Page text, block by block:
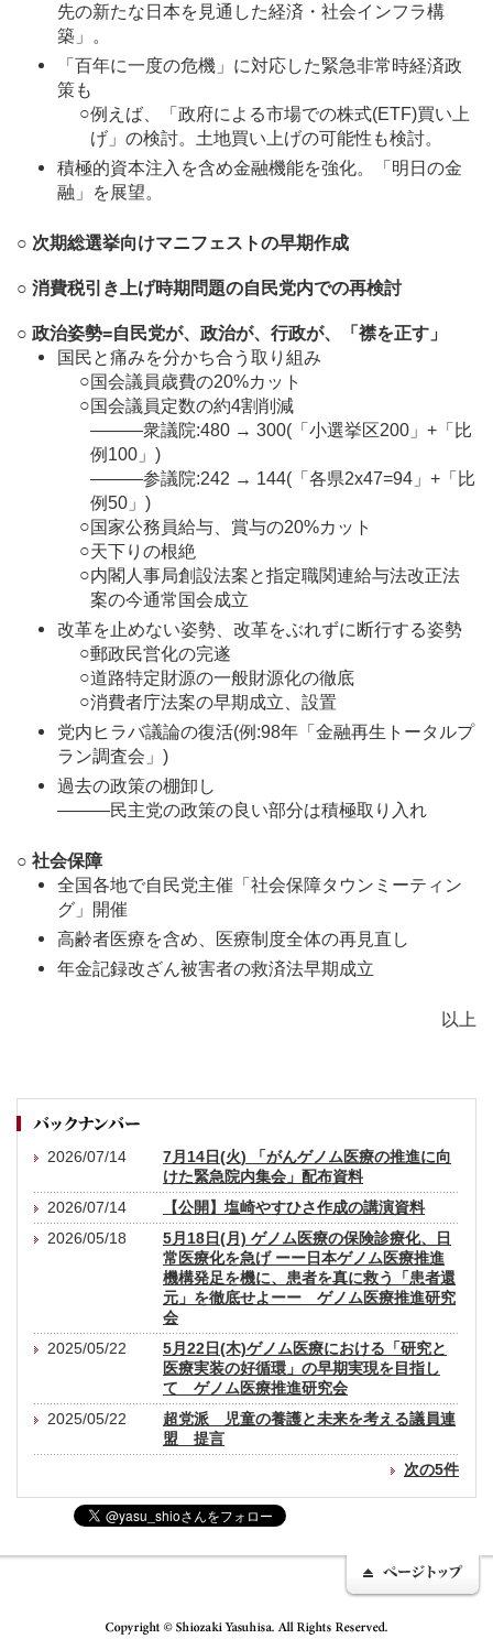
先の新たな日本を見通した経済・社会インフラ構
築」。
「百年に一度の危機」に対応した緊急非常時経済政
策も
○例えば、「政府による市場での株式(ETF)買い上
げ」の検討。土地買い上げの可能性も検討。
積極的資本注入を含め金融機能を強化。「明日の金
融」を展望。
○ 次期総選挙向けマニフェストの早期作成
○ 消費税引き上げ時期問題の自民党内での再検討
○ 政治姿勢=自民党が、政治が、行政が、「襟を正す」
国民と痛みを分かち合う取り組み
○国会議員歳費の20%カット
○国会議員定数の約4割削減
―――衆議院:480 → 300(「小選挙区200」+「比
例100」)
―――参議院:242 → 144(「各県2x47=94」+「比
例50」)
○国家公務員給与、賞与の20%カット
○天下りの根絶
○内閣人事局創設法案と指定職関連給与法改正法
案の今通常国会成立
改革を止めない姿勢、改革をぶれずに断行する姿勢
○郵政民営化の完遂
○道路特定財源の一般財源化の徹底
○消費者庁法案の早期成立、設置
党内ヒラバ議論の復活(例:98年「金融再生トータルプ
ラン調査会」)
過去の政策の棚卸し
―――民主党の政策の良い部分は積極取り入れ
○ 社会保障
全国各地で自民党主催「社会保障タウンミーティン
グ」開催
高齢者医療を含め、医療制度全体の再見直し
年金記録改ざん被害者の救済法早期成立
以上
2026/07/14
7月14日(火) 「がんゲノム医療の推進に向
けた緊急院内集会」配布資料
2026/07/14
【公開】塩崎やすひさ作成の講演資料
2026/05/18
5月18日(月) ゲノム医療の保険診療化、日
常医療化を急げ ーー日本ゲノム医療推進
機構発足を機に、患者を真に救う「患者還
元」を徹底せよーー ゲノム医療推進研究
会
2025/05/22
5月22日(木)ゲノム医療における「研究と
医療実装の好循環」の早期実現を目指し
て ゲノム医療推進研究会
2025/05/22
超党派 児童の養護と未来を考える議員連
盟 提言
次の5件